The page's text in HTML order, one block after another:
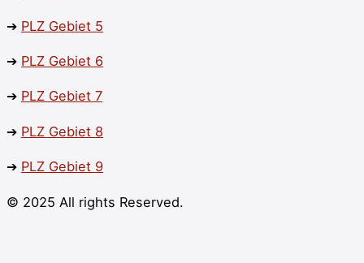
➔ PLZ Gebiet 5
➔ PLZ Gebiet 6
➔ PLZ Gebiet 7
➔ PLZ Gebiet 8
➔ PLZ Gebiet 9
© 2025 All rights Reserved.